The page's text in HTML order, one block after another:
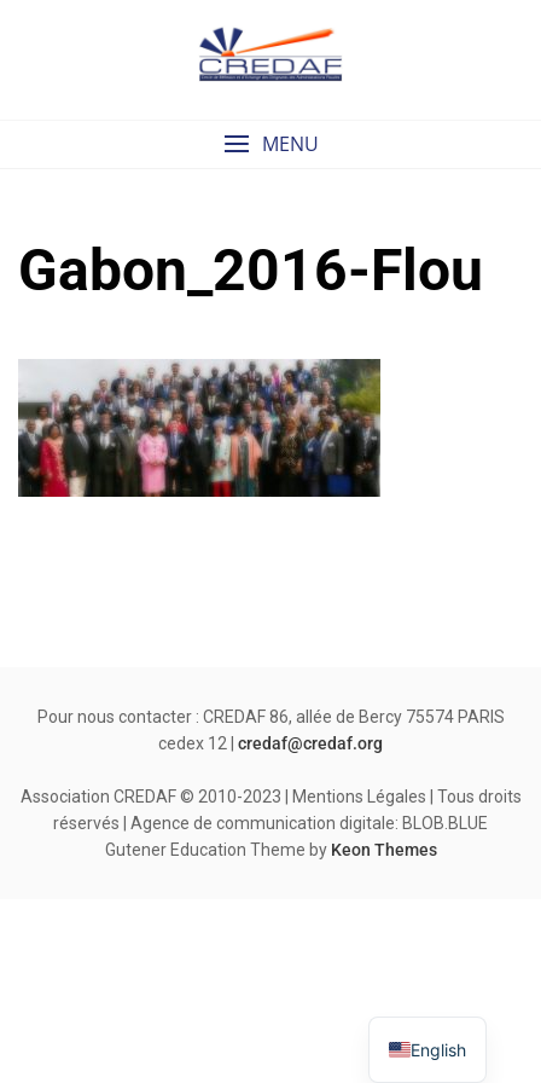
MENU
Gabon_2016-Flou
Pour nous contacter : CREDAF 86, allée de Bercy 75574 PARIS
cedex 12 | credaf@credaf.org
Association CREDAF © 2010-2023 | Mentions Légales | Tous droits
réservés | Agence de communication digitale: BLOB.BLUE
Gutener Education Theme by Keon Themes
English